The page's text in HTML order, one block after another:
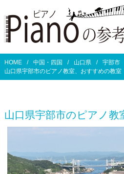
HOME 中国・四国 山口県
宇部市
山口県宇部市のピアノ教室、おすすめの教室
山口県宇部市のピアノ教